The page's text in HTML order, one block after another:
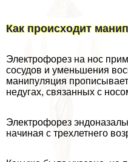
Как происходит
Электрофорез на нос
сосудов и уменьшения
манипуляция
недугах, связанных с
Электрофорез
начиная с трехлетнего